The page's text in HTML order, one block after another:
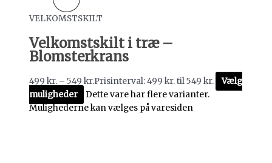
VELKOMSTSKILT
Velkomstskilt i træ –
Blomsterkrans
499 kr. – 549 kr.Prisinterval: 499 kr. til 549 kr.
Vælg
muligheder
Dette vare har flere varianter.
Mulighederne kan vælges på varesiden